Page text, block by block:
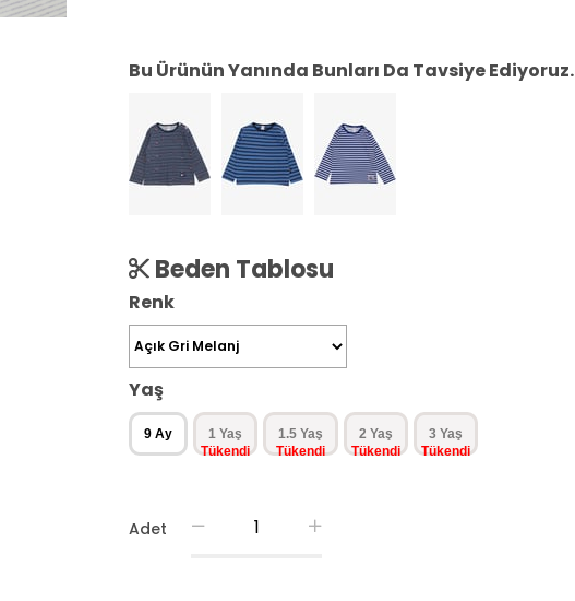
Bu Ürünün Yanında Bunları Da Tavsiye Ediyoruz.
Beden Tablosu
Renk
Yaş
9 Ay 1 Yaş 1.5 Yaş 2 Yaş 3 Yaş
Adet